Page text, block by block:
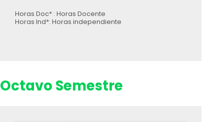
Horas Doc* : Horas Docente
Horas Ind*: Horas independiente
Octavo Semestre